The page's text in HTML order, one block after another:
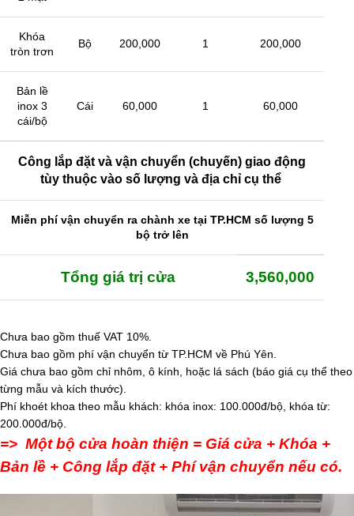
Khóa
tròn trơn
Bộ 200,000 1 200,000
Bản lề
inox 3
cái/bộ
Cái 60,000 1 60,000
Công lắp đặt và vận chuyển (chuyến) giao động
tùy thuộc vào số lượng và địa chỉ cụ thể
Miễn phí vận chuyển ra chành xe tại TP.HCM số lượng 5
bộ trở lên
Tổng giá trị cửa 3,560,000
Chưa bao gồm thuế VAT 10%.
Chưa bao gồm phí vận chuyển từ TP.HCM về Phú Yên.
Giá chưa bao gồm chỉ nhôm, ô kính, hoặc lá sách (báo giá cụ thể theo
từng mẫu và kích thước).
Phí khoét khoa theo mẫu khách: khóa inox: 100.000đ/bộ, khóa từ:
200.000đ/bộ.
=> Một bộ cửa hoàn thiện = Giá cửa + Khóa +
Bản lề + Công lắp đặt + Phí vận chuyển nếu có.